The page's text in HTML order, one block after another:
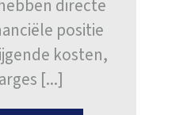
directe
positie
kosten,
[...]